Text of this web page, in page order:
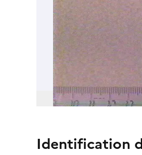
Identification